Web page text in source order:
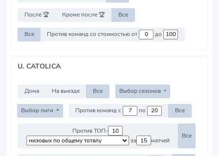
После 🏆 Кроме после 🏆 Все
Все Против команд со стоимостью от до
U. CATOLICA
Дома На выезде Все Выбор сезонов
Выбор лиги Против команд с по Все
Против ТОП-
за
матчей
Все